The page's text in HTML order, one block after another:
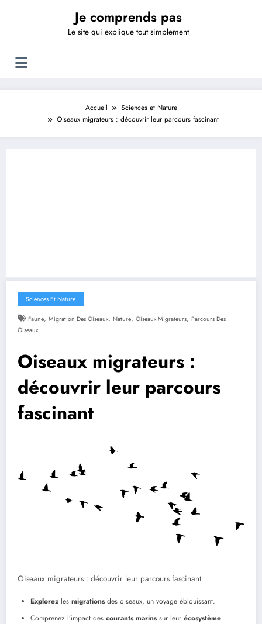
Je comprends pas
Le site qui explique tout simplement
Accueil
Sciences et Nature
Oiseaux migrateurs : découvrir leur parcours fascinant
Sciences Et Nature
Faune, Migration Des Oiseaux, Nature, Oiseaux Migrateurs, Parcours Des
Oiseaux
Oiseaux migrateurs :
découvrir leur parcours
fascinant
Oiseaux migrateurs : découvrir leur parcours fascinant
Explorez les migrationsdes oiseaux, un voyage éblouissant.
Comprenez l’impact des courants marinssur leur écosystème.